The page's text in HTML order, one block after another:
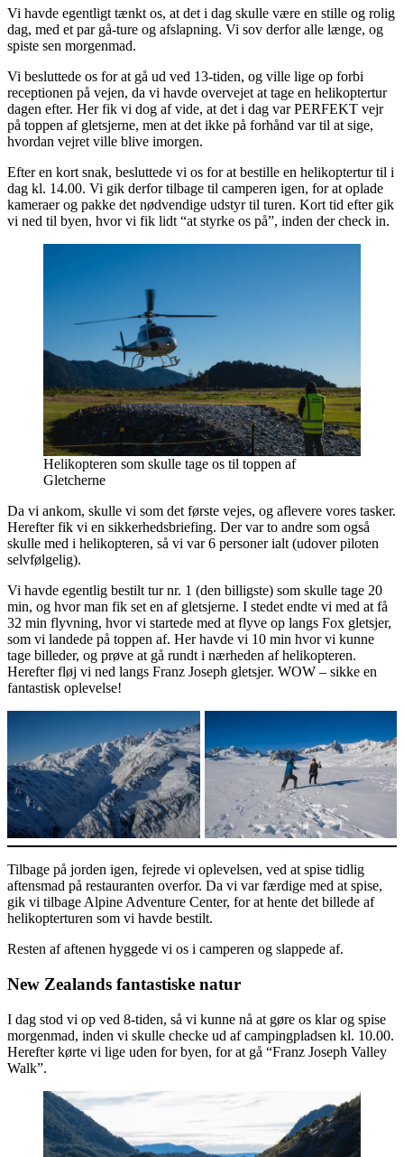
Vi havde egentligt tænkt os, at det i dag skulle være en stille og rolig
dag, med et par gå-ture og afslapning. Vi sov derfor alle længe, og
spiste sen morgenmad.
Vi besluttede os for at gå ud ved 13-tiden, og ville lige op forbi
receptionen på vejen, da vi havde overvejet at tage en helikoptertur
dagen efter. Her fik vi dog af vide, at det i dag var PERFEKT vejr
på toppen af gletsjerne, men at det ikke på forhånd var til at sige,
hvordan vejret ville blive imorgen.
Efter en kort snak, besluttede vi os for at bestille en helikoptertur til i
dag kl. 14.00. Vi gik derfor tilbage til camperen igen, for at oplade
kameraer og pakke det nødvendige udstyr til turen. Kort tid efter gik
vi ned til byen, hvor vi fik lidt “at styrke os på”, inden der check in.
Helikopteren som skulle tage os til toppen af
Gletcherne
Da vi ankom, skulle vi som det første vejes, og aflevere vores tasker.
Herefter fik vi en sikkerhedsbriefing. Der var to andre som også
skulle med i helikopteren, så vi var 6 personer ialt (udover piloten
selvfølgelig).
Vi havde egentlig bestilt tur nr. 1 (den billigste) som skulle tage 20
min, og hvor man fik set en af gletsjerne. I stedet endte vi med at få
32 min flyvning, hvor vi startede med at flyve op langs Fox gletsjer,
som vi landede på toppen af. Her havde vi 10 min hvor vi kunne
tage billeder, og prøve at gå rundt i nærheden af helikopteren.
Herefter fløj vi ned langs Franz Joseph gletsjer. WOW – sikke en
fantastisk oplevelse!
Tilbage på jorden igen, fejrede vi oplevelsen, ved at spise tidlig
aftensmad på restauranten overfor. Da vi var færdige med at spise,
gik vi tilbage Alpine Adventure Center, for at hente det billede af
helikopterturen som vi havde bestilt.
Resten af aftenen hyggede vi os i camperen og slappede af.
New Zealands fantastiske natur
I dag stod vi op ved 8-tiden, så vi kunne nå at gøre os klar og spise
morgenmad, inden vi skulle checke ud af campingpladsen kl. 10.00.
Herefter kørte vi lige uden for byen, for at gå “Franz Joseph Valley
Walk”.